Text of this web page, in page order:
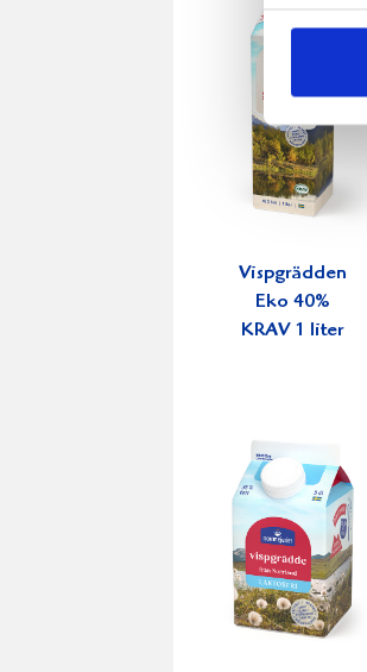
Vispgrädden
Eko 40%
KRAV 1 liter